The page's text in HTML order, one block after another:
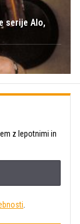
serije Alo,
z lepotnimi in